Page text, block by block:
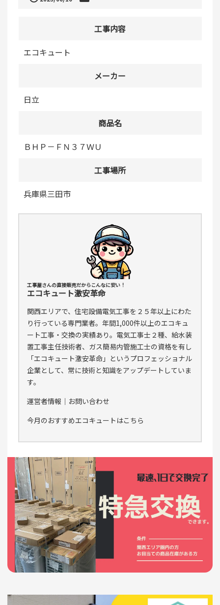
工事内容
エコキュート
メーカー
日立
商品名
ＢＨＰ－ＦＮ３７ＷＵ
工事場所
兵庫県三田市
工事屋さんの直接販売だからこんなに安い！
エコキュート激安革命
関西エリアで、住宅設備電気工事を２５年以上にわた
り行っている専門業者。年間1,000件以上のエコキュ
ート工事・交換の実績あり。電気工事士２種、給水装
置工事主任技術者、ガス簡易内管施工士の資格を有し
「エコキュート激安革命」というプロフェッショナル
企業として、常に技術と知識をアップデートしていま
す。
運営者情報 ｜ お問い合わせ
今月のおすすめエコキュートはこちら